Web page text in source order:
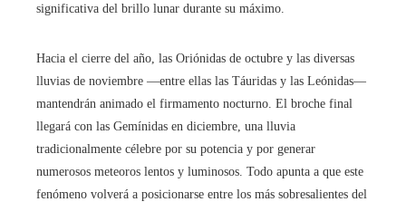
significativa del brillo lunar durante su máximo.
Hacia el cierre del año, las Oriónidas de octubre y las diversas
lluvias de noviembre —entre ellas las Táuridas y las Leónidas—
mantendrán animado el firmamento nocturno. El broche final
llegará con las Gemínidas en diciembre, una lluvia
tradicionalmente célebre por su potencia y por generar
numerosos meteoros lentos y luminosos. Todo apunta a que este
fenómeno volverá a posicionarse entre los más sobresalientes del